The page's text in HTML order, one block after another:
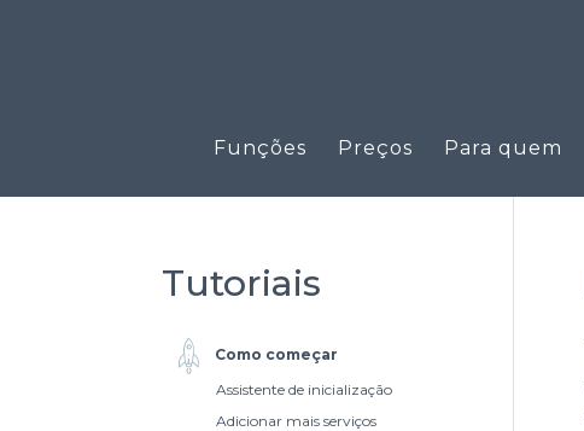
Funções Preços Para quem
Tutoriais
Como começar
Assistente de inicialização
Adicionar mais serviços